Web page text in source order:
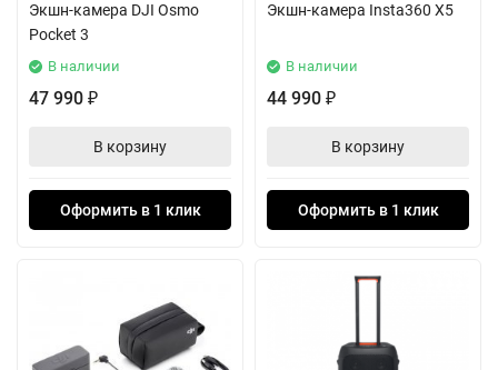
Экшн-камера DJI Osmo
Pocket 3
В наличии
47 990 ₽
В корзину
Оформить в 1 клик
Экшн-камера Insta360 X5
В наличии
44 990 ₽
В корзину
Оформить в 1 клик